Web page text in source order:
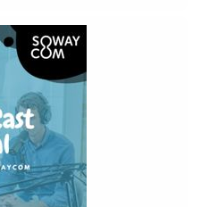
le marketing
les principes ?